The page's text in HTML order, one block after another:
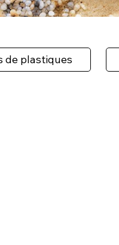
de plastiques